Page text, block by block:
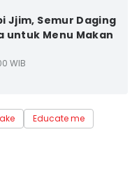
Jjim, Semur Daging
untuk Menu Makan
WIB
Educate me